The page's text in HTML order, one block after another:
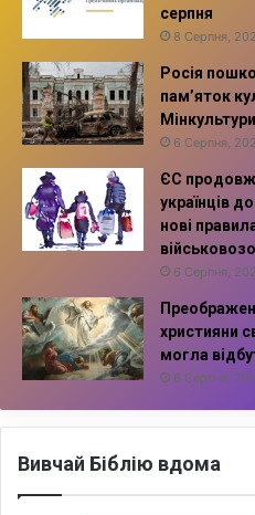
серпня
8 Серпня,
Росія
пам’яток
Мінкультури
6 Серпня,
ЄС
українців
нові
6 Серпня,
християни
могла
6 Серпня,
Вивчай Біблію вдома